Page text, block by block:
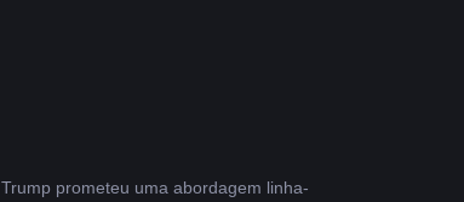
Trump prometeu uma abordagem linha-